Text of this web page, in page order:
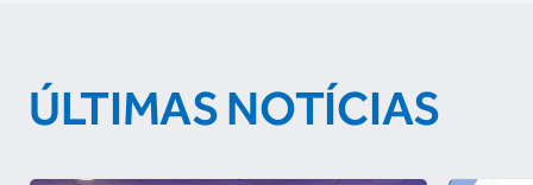
ÚLTIMAS NOTÍCIAS